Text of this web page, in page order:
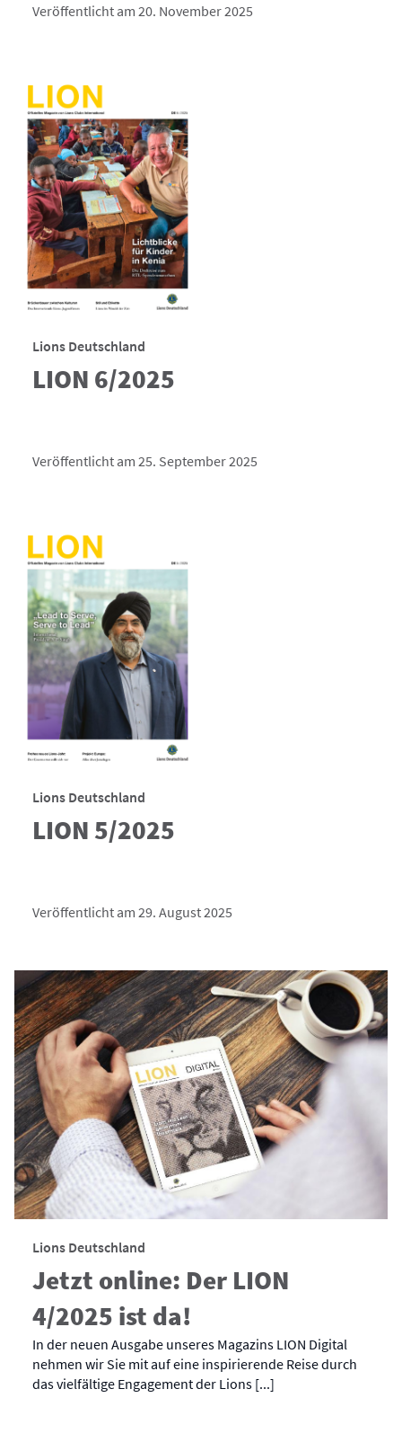
Veröffentlicht am 20. November 2025
Lions Deutschland
LION 6/2025
Veröffentlicht am 25. September 2025
Lions Deutschland
LION 5/2025
Veröffentlicht am 29. August 2025
Lions Deutschland
Jetzt online: Der LION
4/2025 ist da!
In der neuen Ausgabe unseres Magazins LION Digital
nehmen wir Sie mit auf eine inspirierende Reise durch
das vielfältige Engagement der Lions [...]